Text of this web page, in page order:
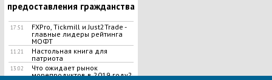
предоставления гражданства
17:51
FXPro, Tickmill и Just2Trade -
главные лидеры рейтинга
МОФТ
11:21
Настольная книга для
патриота
13:02
Что ожидает рынок
морепродуктов в 2019 году?